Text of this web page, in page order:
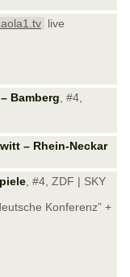
live
Bamberg , #4,
– Rhein-Neckar
, #4, ZDF | SKY
Konferenz” +